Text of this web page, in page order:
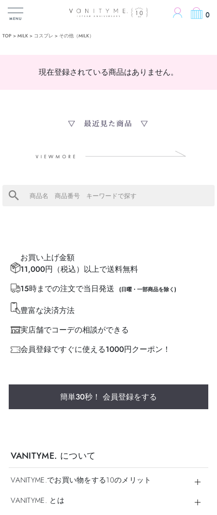
0
MENU
TOP MILK コスプレ その他（MILK）
現在登録されている商品はありません。
お買い上げ金額
11,000円（税込）以上で送料無料
15時までの注文で当日発送
(日曜・一部商品を除く)
豊富な決済方法
実店舗でコーデの相談ができる
会員登録ですぐに使える1000円クーポン！
簡単30秒！ 会員登録をする
VANITYME. について
VANITYME.でお買い物をする10のメリット
VANITYME. とは